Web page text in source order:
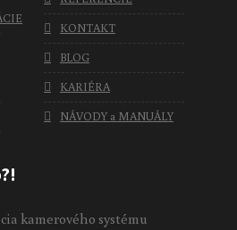
KONTAKT
BLOG
KARIÉRA
NÁVODY a MANUÁLY
kamerového systému